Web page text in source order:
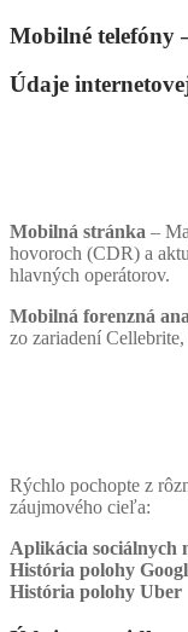
Mobilné telefóny
Údaje
Mobilná stránka –
hovoroch (CDR) a
hlavných operátorov.
Mobilná forenzná
zo zariadení
Rýchlo pochopte z
záujmového cieľa:
Aplikácia sociálnych
História polohy
História polohy Uber